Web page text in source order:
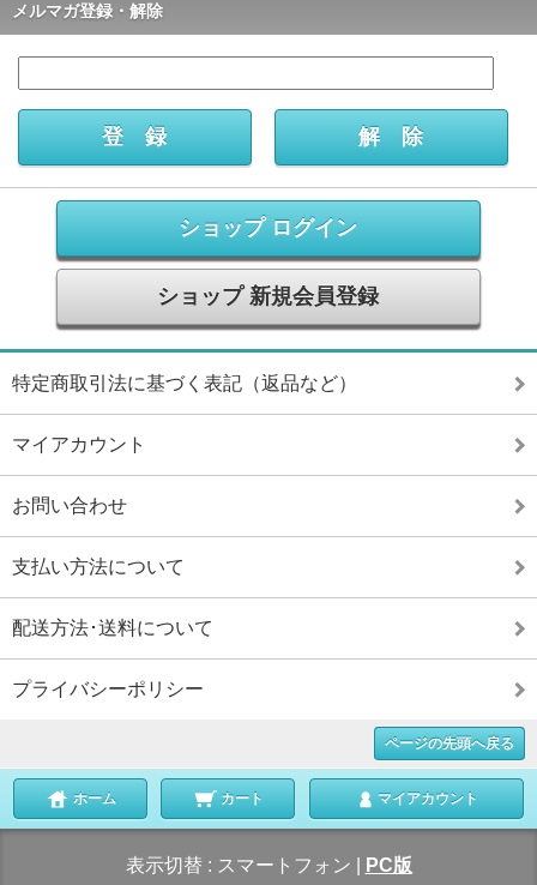
メルマガ登録・解除
ショップ ログイン
ショップ 新規会員登録
特定商取引法に基づく表記（返品など）
マイアカウント
お問い合わせ
支払い方法について
配送方法･送料について
プライバシーポリシー
ページの先頭へ戻る
ホーム カート マイアカウント
表示切替 : スマートフォン PC版